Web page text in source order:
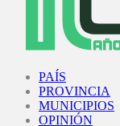
PAÍS
PROVINCIA
MUNICIPIOS
OPINIÓN